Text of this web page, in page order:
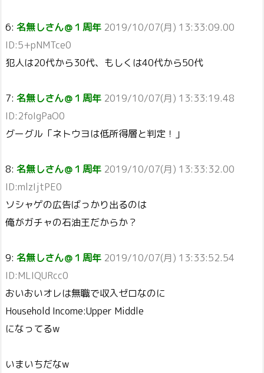
6: 名無しさん＠１周年 2019/10/07(月) 13:33:09.00
ID:5+pNMTce0
犯人は20代から30代、もしくは40代から50代
7: 名無しさん＠１周年 2019/10/07(月) 13:33:19.48
ID:2foIgPaO0
グーグル「ネトウヨは低所得層と判定！」
8: 名無しさん＠１周年 2019/10/07(月) 13:33:32.00
ID:mlzIjtPE0
ソシャゲの広告ばっかり出るのは
俺がガチャの石油王だからか？
9: 名無しさん＠１周年 2019/10/07(月) 13:33:52.54
ID:MLIQURcc0
おいおいオレは無職で収入ゼロなのに
Household Income:Upper Middle
になってるw
いまいちだなw